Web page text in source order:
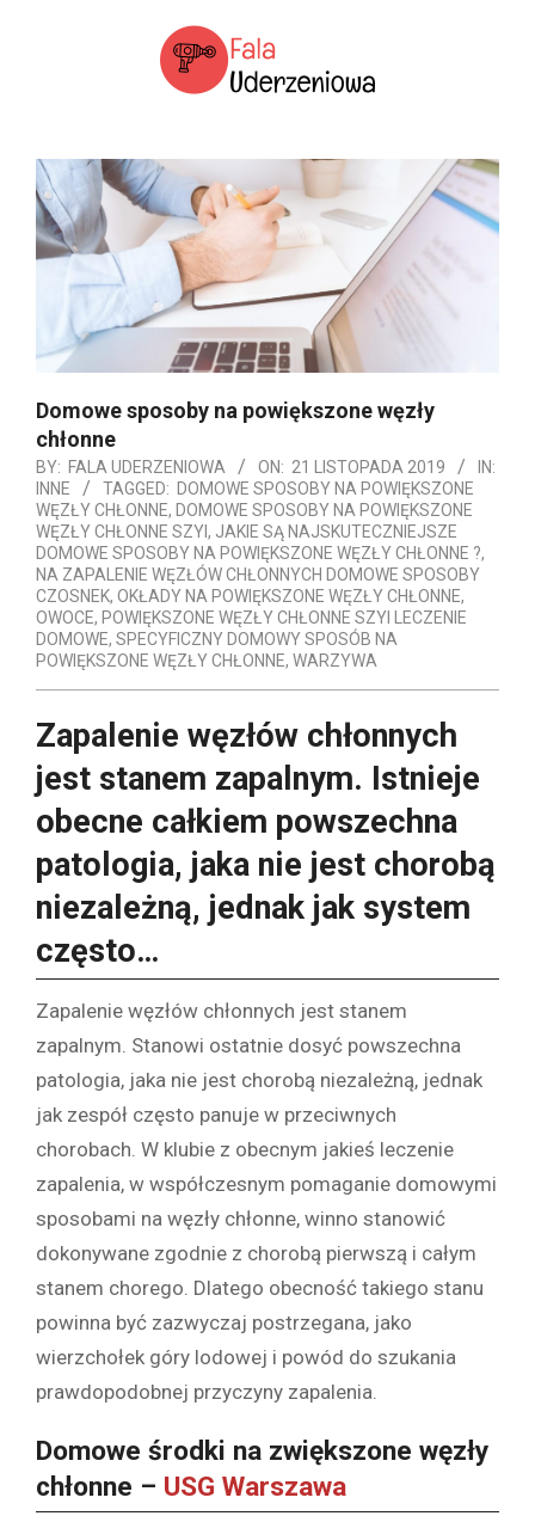
POŚWIĘCONY
FALII
UDERZENIOWEJ
Navigation
Menu
Domowe sposoby na powiększone węzły
chłonne
BY: FALA UDERZENIOWA ON: 21 LISTOPADA 2019
IN:
INNE
TAGGED: DOMOWE SPOSOBY NA POWIĘKSZONE
WĘZŁY CHŁONNE, DOMOWE SPOSOBY NA POWIĘKSZONE
WĘZŁY CHŁONNE SZYI, JAKIE SĄ NAJSKUTECZNIEJSZE
DOMOWE SPOSOBY NA POWIĘKSZONE WĘZŁY CHŁONNE ?,
NA ZAPALENIE WĘZŁÓW CHŁONNYCH DOMOWE SPOSOBY
CZOSNEK, OKŁADY NA POWIĘKSZONE WĘZŁY CHŁONNE,
OWOCE, POWIĘKSZONE WĘZŁY CHŁONNE SZYI LECZENIE
DOMOWE, SPECYFICZNY DOMOWY SPOSÓB NA
POWIĘKSZONE WĘZŁY CHŁONNE, WARZYWA
Zapalenie węzłów chłonnych
jest stanem zapalnym. Istnieje
obecne całkiem powszechna
patologia, jaka nie jest chorobą
niezależną, jednak jak system
często…
Zapalenie węzłów chłonnych jest stanem
zapalnym. Stanowi ostatnie dosyć powszechna
patologia, jaka nie jest chorobą niezależną, jednak
jak zespół często panuje w przeciwnych
chorobach. W klubie z obecnym jakieś leczenie
zapalenia, w współczesnym pomaganie domowymi
sposobami na węzły chłonne, winno stanowić
dokonywane zgodnie z chorobą pierwszą i całym
stanem chorego. Dlatego obecność takiego stanu
powinna być zazwyczaj postrzegana, jako
wierzchołek góry lodowej i powód do szukania
prawdopodobnej przyczyny zapalenia.
Domowe środki na zwiększone węzły
chłonne – USG Warszawa